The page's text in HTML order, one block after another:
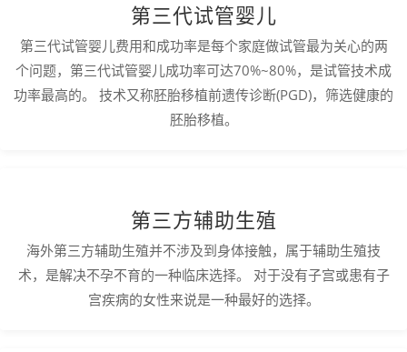
第三代试管婴儿
第三代试管婴儿费用和成功率是每个家庭做试管最为关心的两
个问题，第三代试管婴儿成功率可达70%~80%，是试管技术成
功率最高的。 技术又称胚胎移植前遗传诊断(PGD)，筛选健康的
胚胎移植。
第三方辅助生殖
海外第三方辅助生殖并不涉及到身体接触，属于辅助生殖技
术，是解决不孕不育的一种临床选择。 对于没有子宫或患有子
宫疾病的女性来说是一种最好的选择。